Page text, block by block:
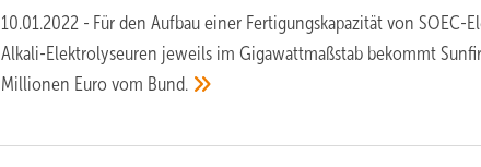
10.01.2022 - Für den Aufbau einer Fertigungskapazität von SOEC-
Alkali-Elektrolyseuren jeweils im Gigawattmaßstab bekommt
Millionen Euro vom Bund.